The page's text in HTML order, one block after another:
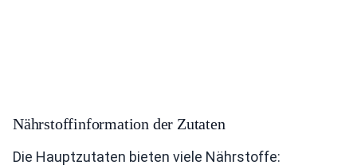
Nährstoffinformation der Zutaten
Die Hauptzutaten bieten viele Nährstoffe: